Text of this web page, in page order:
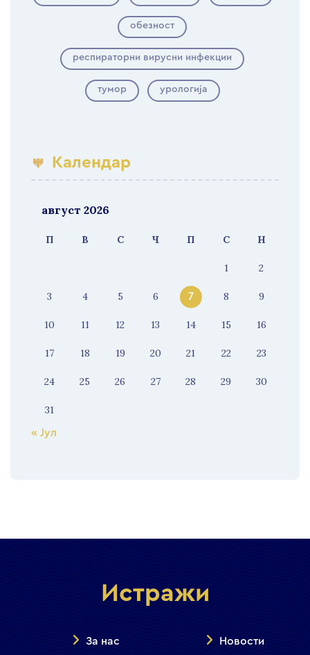
обезност
респираторни вирусни инфекции
тумор урологија
Календар
август 2026
П В С Ч П С Н
1 2
3 4 5 6 7 8 9
10 11 12 13 14 15 16
17 18 19 20 21 22 23
24 25 26 27 28 29 30
31
« Јул
Истражи
За нас Новости